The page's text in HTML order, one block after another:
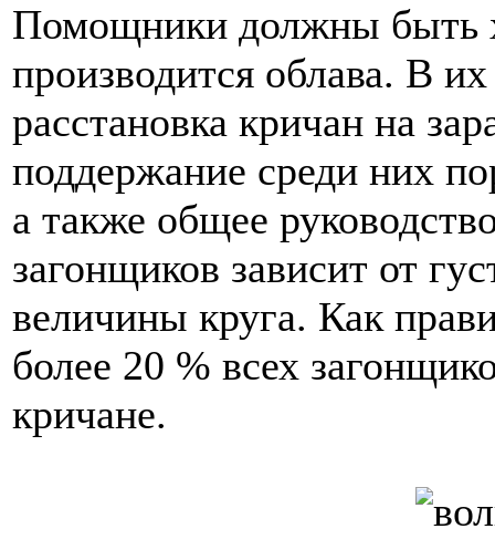
Помощники должны быть
производится облава. В
расстановка кричан на
поддержание среди них
а также общее
загонщиков зависит от
величины круга. Как
более 20 % всех
кричане.